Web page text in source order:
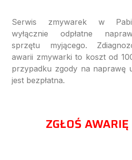
Serwis zmywarek w
wyłącznie odpłatne
sprzętu myjącego.
awarii zmywarki to koszt od
przypadku zgody na naprawę
jest bezpłatna.
ZGŁOŚ